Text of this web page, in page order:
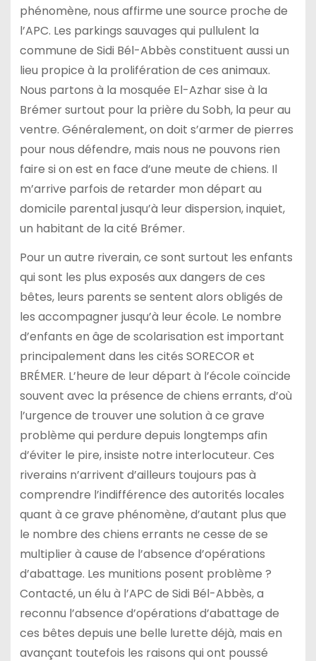
phénomène, nous affirme une source proche de
l’APC. Les parkings sauvages qui pullulent la
commune de Sidi Bél-Abbès constituent aussi un
lieu propice à la prolifération de ces animaux.
Nous partons à la mosquée El-Azhar sise à la
Brémer surtout pour la prière du Sobh, la peur au
ventre. Généralement, on doit s’armer de pierres
pour nous défendre, mais nous ne pouvons rien
faire si on est en face d’une meute de chiens. Il
m’arrive parfois de retarder mon départ au
domicile parental jusqu’à leur dispersion, inquiet,
un habitant de la cité Brémer.
Pour un autre riverain, ce sont surtout les enfants
qui sont les plus exposés aux dangers de ces
bêtes, leurs parents se sentent alors obligés de
les accompagner jusqu’à leur école. Le nombre
d’enfants en âge de scolarisation est important
principalement dans les cités SORECOR et
BRÉMER. L’heure de leur départ à l’école coïncide
souvent avec la présence de chiens errants, d’où
l’urgence de trouver une solution à ce grave
problème qui perdure depuis longtemps afin
d’éviter le pire, insiste notre interlocuteur. Ces
riverains n’arrivent d’ailleurs toujours pas à
comprendre l’indifférence des autorités locales
quant à ce grave phénomène, d’autant plus que
le nombre des chiens errants ne cesse de se
multiplier à cause de l’absence d’opérations
d’abattage. Les munitions posent problème ?
Contacté, un élu à l’APC de Sidi Bél-Abbès, a
reconnu l’absence d’opérations d’abattage de
ces bêtes depuis une belle lurette déjà, mais en
avançant toutefois les raisons qui ont poussé